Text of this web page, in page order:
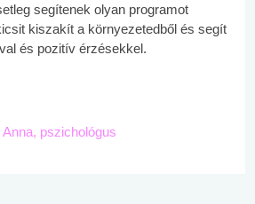
segítenek olyan programot
kiszakít a környezetedből és segít
és pozitív érzésekkel.
pszichológus